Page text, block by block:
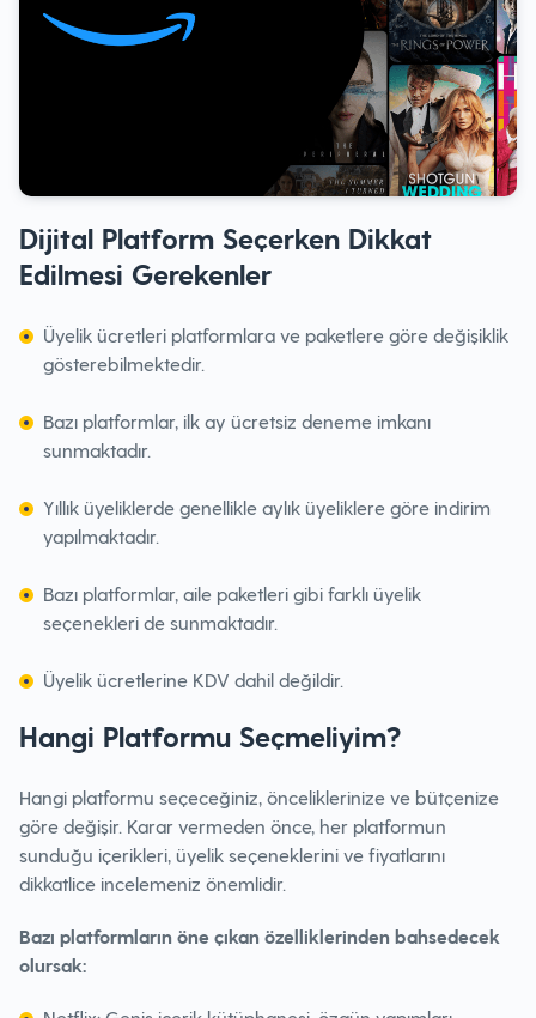
Dijital Platform Seçerken Dikkat
Edilmesi Gerekenler
Üyelik ücretleri platformlara ve paketlere göre değişiklik
gösterebilmektedir.
Bazı platformlar, ilk ay ücretsiz deneme imkanı
sunmaktadır.
Yıllık üyeliklerde genellikle aylık üyeliklere göre indirim
yapılmaktadır.
Bazı platformlar, aile paketleri gibi farklı üyelik
seçenekleri de sunmaktadır.
Üyelik ücretlerine KDV dahil değildir.
Hangi Platformu Seçmeliyim?
Hangi platformu seçeceğiniz, önceliklerinize ve bütçenize
göre değişir. Karar vermeden önce, her platformun
sunduğu içerikleri, üyelik seçeneklerini ve fiyatlarını
dikkatlice incelemeniz önemlidir.
Bazı platformların öne çıkan özelliklerinden bahsedecek
olursak: